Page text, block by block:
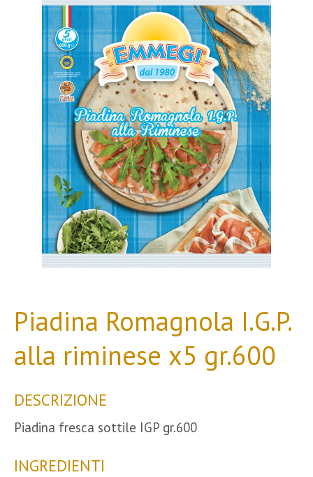
Piadina Romagnola I.G.P.
alla riminese x5 gr.600
DESCRIZIONE
Piadina fresca sottile IGP gr.600
INGREDIENTI